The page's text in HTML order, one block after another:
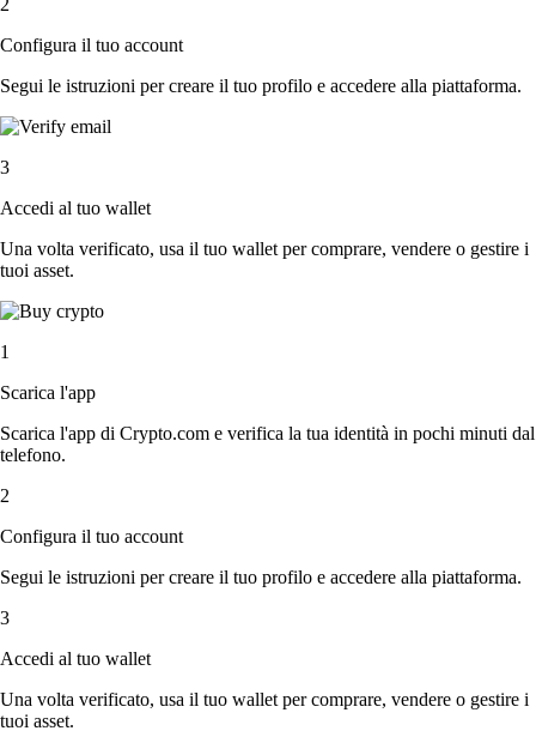
2
Configura il tuo account
Segui le istruzioni per creare il tuo profilo e accedere alla piattaforma.
3
Accedi al tuo wallet
Una volta verificato, usa il tuo wallet per comprare, vendere o gestire i
tuoi asset.
1
Scarica l'app
Scarica l'app di Crypto.com e verifica la tua identità in pochi minuti dal
telefono.
2
Configura il tuo account
Segui le istruzioni per creare il tuo profilo e accedere alla piattaforma.
3
Accedi al tuo wallet
Una volta verificato, usa il tuo wallet per comprare, vendere o gestire i
tuoi asset.